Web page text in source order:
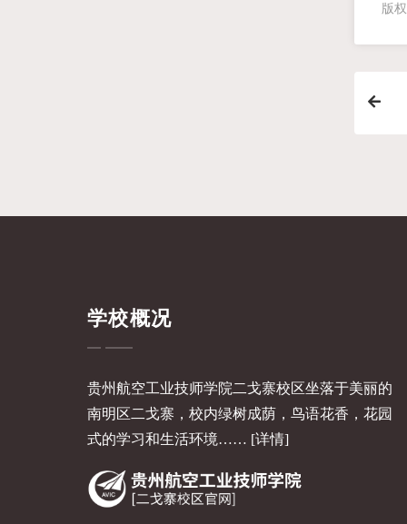
版
学校概况
贵州航空工业技师学院二戈寨校区坐落于美丽的
南明区二戈寨，校内绿树成荫，鸟语花香，花园
式的学习和生活环境…… [详情]